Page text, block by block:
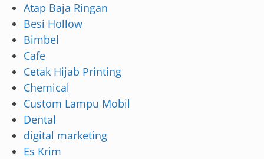
Atap Baja Ringan
Besi Hollow
Bimbel
Cafe
Cetak Hijab Printing
Chemical
Custom Lampu Mobil
Dental
digital marketing
Es Krim